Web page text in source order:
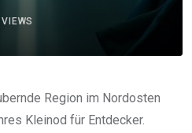
VIEWS
Region im Nordosten
Kleinod für Entdecker.